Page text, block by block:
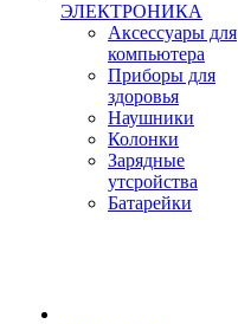
ЭЛЕКТРОНИКА
Аксессуары для
компьютера
Приборы для
здоровья
Наушники
Колонки
Зарядные
утсройства
Батарейки